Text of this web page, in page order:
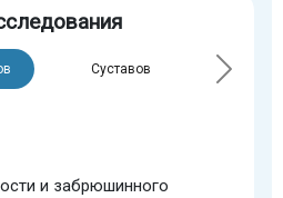
Суставов
и забрюшинного